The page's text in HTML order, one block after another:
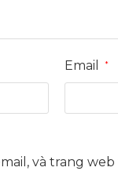
Email *
và trang